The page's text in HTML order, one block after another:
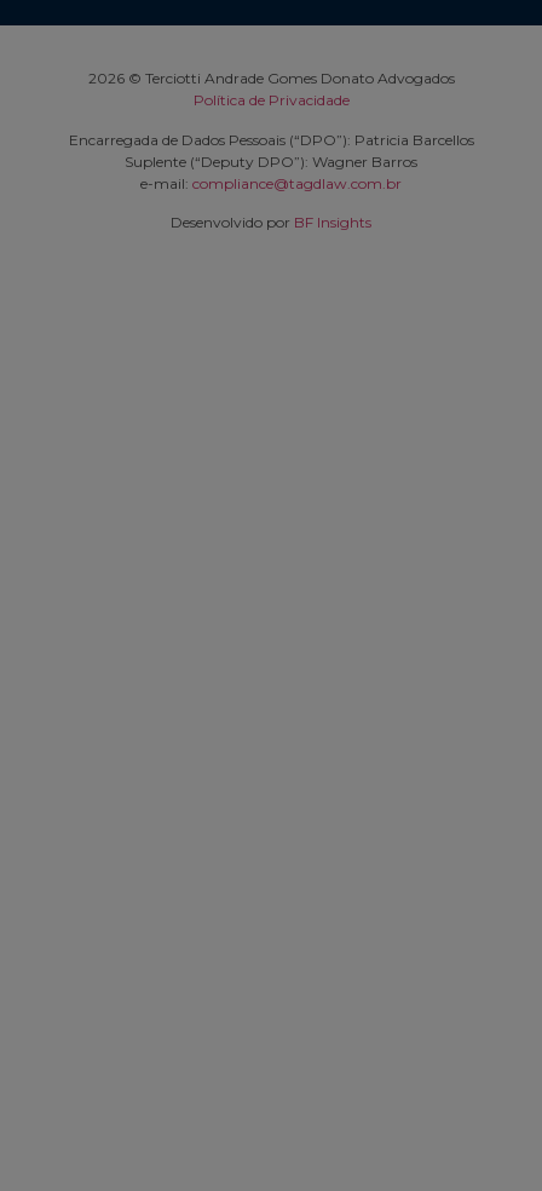
2026 © Terciotti Andrade Gomes Donato Advogados
Política de Privacidade
Encarregada de Dados Pessoais (“DPO”): Patricia Barcellos
Suplente (“Deputy DPO”): Wagner Barros
e-mail: compliance@tagdlaw.com.br
Desenvolvido por BF Insights